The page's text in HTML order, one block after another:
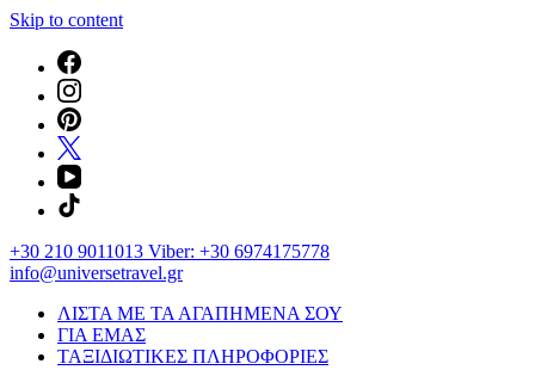
Skip to content
+30 210 9011013 Viber: +30 6974175778
info@universetravel.gr
ΛΙΣΤΑ ΜΕ ΤΑ ΑΓΑΠΗΜΕΝΑ ΣΟΥ
ΓΙΑ ΕΜΑΣ
ΤΑΞΙΔΙΩΤΙΚΕΣ ΠΛΗΡΟΦΟΡΙΕΣ